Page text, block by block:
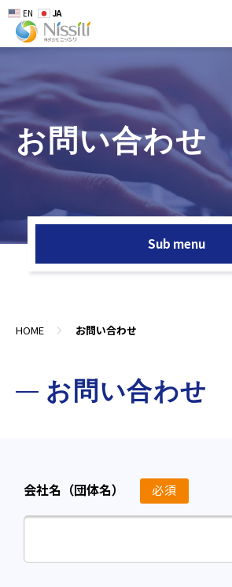
お問い合わせ
Sub menu
HOME お問い合わせ
お問い合わせ
会社名（団体名） 必須
EN JA